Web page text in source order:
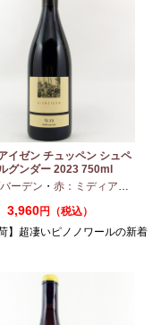
イゼン チュッペン シュペ
グンダー 2023 750ml
ーデン ・ 赤：ミディアムボディ
3,960円（税込）
荷】超凄いピノノワールの新着